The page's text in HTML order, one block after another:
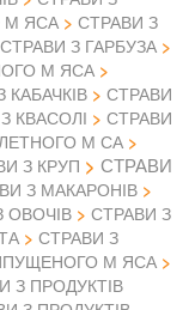
М ЯСА
СТРАВИ З
СТРАВИ З ГАРБУЗА
М ЯСА
КАБАЧКІВ
СТРАВИ
КВАСОЛІ
СТРАВИ
М СА
З КРУП
СТРАВИ
З МАКАРОНІВ
ОВОЧІВ
СТРАВИ З
СТРАВИ З
М ЯСА
З ПРОДУКТІВ